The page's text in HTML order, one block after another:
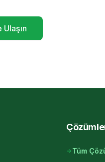
Ulaşın
Tüm